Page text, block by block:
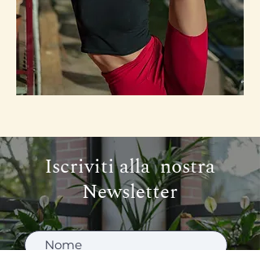
Iscriviti alla nostra
Newsletter